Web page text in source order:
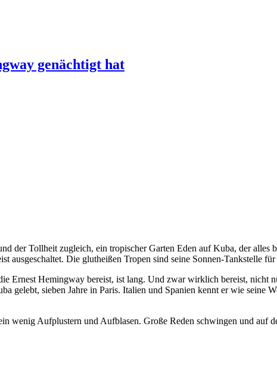
genächtigt hat
der Tollheit zugleich, ein tropischer Garten Eden auf Kuba, der alles
Die glutheißen Tropen sind seine Sonnen-Tankstelle
Ernest Hemingway bereist, ist lang. Und zwar wirklich bereist, nicht
sieben Jahre in Paris. Italien und Spanien kennt er wie seine
Aufplustern und Aufblasen. Große Reden schwingen und auf